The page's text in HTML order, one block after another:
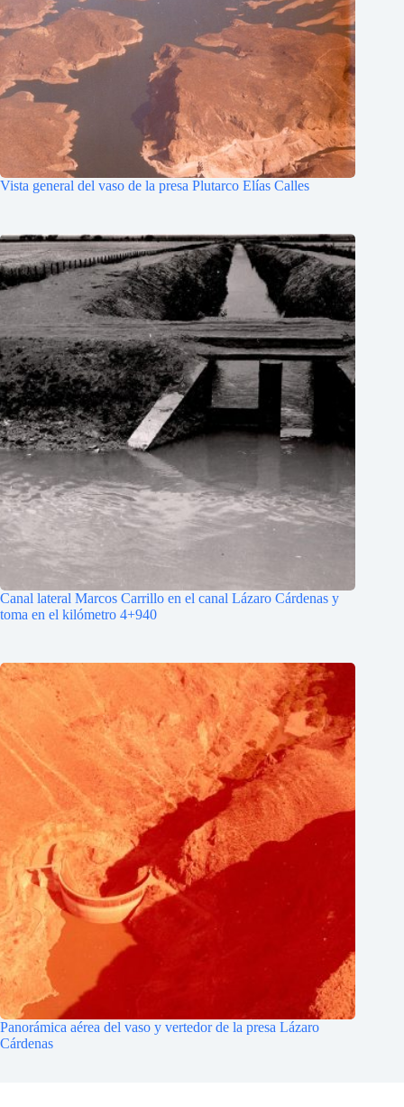
Vista general del vaso de la presa Plutarco Elías Calles
Canal lateral Marcos Carrillo en el canal Lázaro Cárdenas y
toma en el kilómetro 4+940
Panorámica aérea del vaso y vertedor de la presa Lázaro
Cárdenas